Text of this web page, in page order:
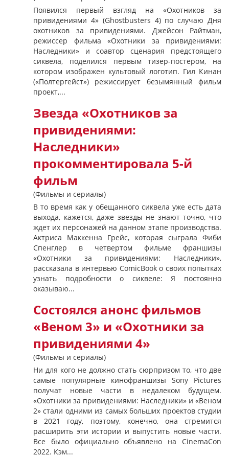
Появился первый взгляд на «Охотников за
привидениями 4» (Ghostbusters 4) по случаю Дня
охотников за привидениями. Джейсон Райтман,
режиссер фильма «Охотники за привидениями:
Наследники» и соавтор сценария предстоящего
сиквела, поделился первым тизер-постером, на
котором изображен культовый логотип. Гил Кинан
(«Полтергейст») режиссирует безымянный фильм
проект,...
Звезда «Охотников за
привидениями:
Наследники»
прокомментировала 5-й
фильм
(Фильмы и сериалы)
В то время как у обещанного сиквела уже есть дата
выхода, кажется, даже звезды не знают точно, что
ждет их персонажей на данном этапе производства.
Актриса Маккенна Грейс, которая сыграла Фиби
Спенглер в четвертом фильме франшизы
«Охотники за привидениями: Наследники»,
рассказала в интервью ComicBook о своих попытках
узнать подробности о сиквеле: Я постоянно
оказываю...
Состоялся анонс фильмов
«Веном 3» и «Охотники за
привидениями 4»
(Фильмы и сериалы)
Ни для кого не должно стать сюрпризом то, что две
самые популярные кинофраншизы Sony Pictures
получат новые части в недалеком будущем.
«Охотники за привидениями: Наследники» и «Веном
2» стали одними из самых больших проектов студии
в 2021 году, поэтому, конечно, она стремится
расширить эти истории и выпустить новые части.
Все было официально объявлено на CinemaCon
2022. Кэм...